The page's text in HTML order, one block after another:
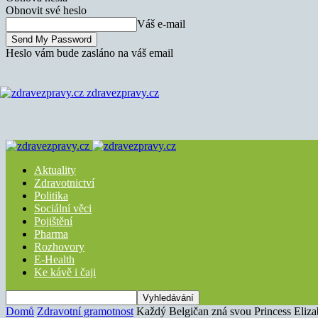
Obnovit své heslo
Váš e-mail
Heslo vám bude zasláno na váš email
zdravezpravy.cz
Aktuality
Zdravotnictví
Politika
Sociální věci
Pojištění
Pharma
Rozhovory
E-Health
Ke kávě i čaji
Domů Zdravotní gramotnost Každý Belgičan zná svou Princess